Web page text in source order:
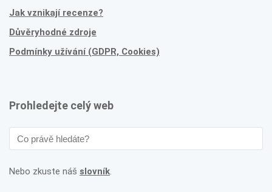
Jak vznikají recenze?
Důvěryhodné zdroje
Podmínky užívání (GDPR, Cookies)
Prohledejte celý web
Nebo zkuste náš slovník.